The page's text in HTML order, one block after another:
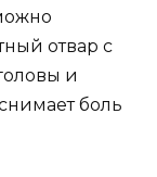
отвар с
и
боль